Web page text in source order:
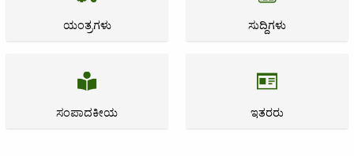
ಯಂತ್ರಗಳು ಸುದ್ದಿಗಳು
ಸಂಪಾದಕೀಯ ಇತರರು